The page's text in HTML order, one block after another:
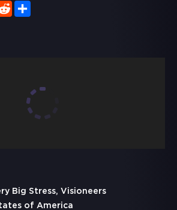
Reddit
Big Stress, Visioneers
of America